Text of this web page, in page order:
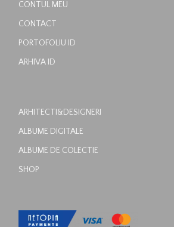
CONTUL MEU
CONTACT
PORTOFOLIU ID
ARHIVA ID
ARHITECTI&DESIGNERI
ALBUME DIGITALE
ALBUME DE COLECTIE
SHOP